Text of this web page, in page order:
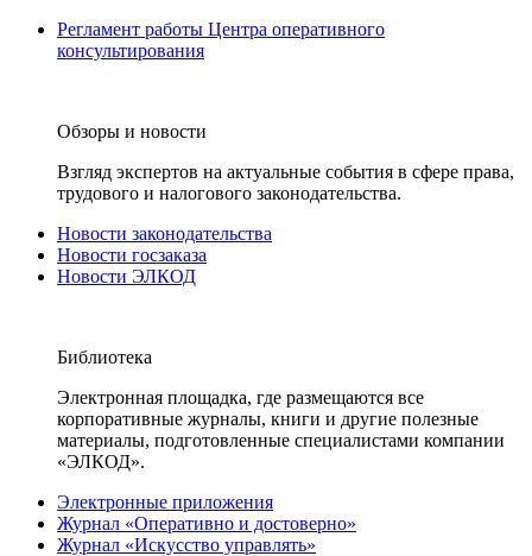
Регламент работы Центра оперативного
консультирования
Обзоры и новости
Взгляд экспертов на актуальные события в сфере права,
трудового и налогового законодательства.
Новости законодательства
Новости госзаказа
Новости ЭЛКОД
Библиотека
Электронная площадка, где размещаются все
корпоративные журналы, книги и другие полезные
материалы, подготовленные специалистами компании
«ЭЛКОД».
Электронные приложения
Журнал «Оперативно и достоверно»
Журнал «Искусство управлять»